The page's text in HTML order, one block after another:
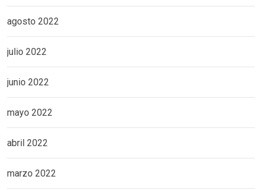
agosto 2022
julio 2022
junio 2022
mayo 2022
abril 2022
marzo 2022